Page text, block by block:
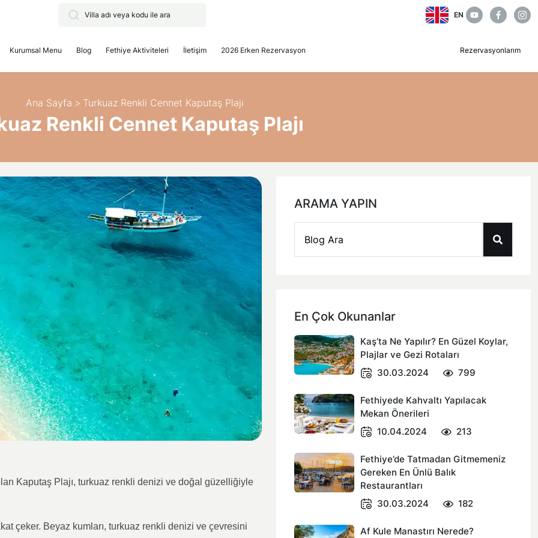
EN
Kurumsal Menu Blog Fethiye Aktiviteleri İletişim 2026 Erken Rezervasyon Rezervasyonlarım
Ana Sayfa > Turkuaz Renkli Cennet Kaputaş Plajı
Renkli Cennet Kaputaş Plajı
Kaputaş Plajı, turkuaz renkli denizi ve doğal güzelliğiyle
çeker. Beyaz kumları, turkuaz renkli denizi ve çevresini
ARAMA YAPIN
En Çok Okunanlar
Kaş’ta Ne Yapılır? En Güzel Koylar,
Plajlar ve Gezi Rotaları
30.03.2024
799
Fethiyede Kahvaltı Yapılacak
Mekan Önerileri
10.04.2024
213
Fethiye’de Tatmadan Gitmemeniz
Gereken En Ünlü Balık
Restaurantları
30.03.2024
182
Af Kule Manastırı Nerede?